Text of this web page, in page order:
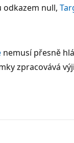
odkazem null,
nemusí přesně
zpracovává